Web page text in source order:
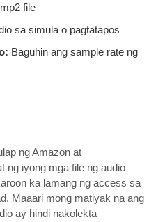
file
sa simula o pagtatapos
Baguhin ang sample rate ng
ng Amazon at
ng iyong mga file ng audio
ka lamang ng access sa
Maaari mong matiyak na ang
ay hindi nakolekta